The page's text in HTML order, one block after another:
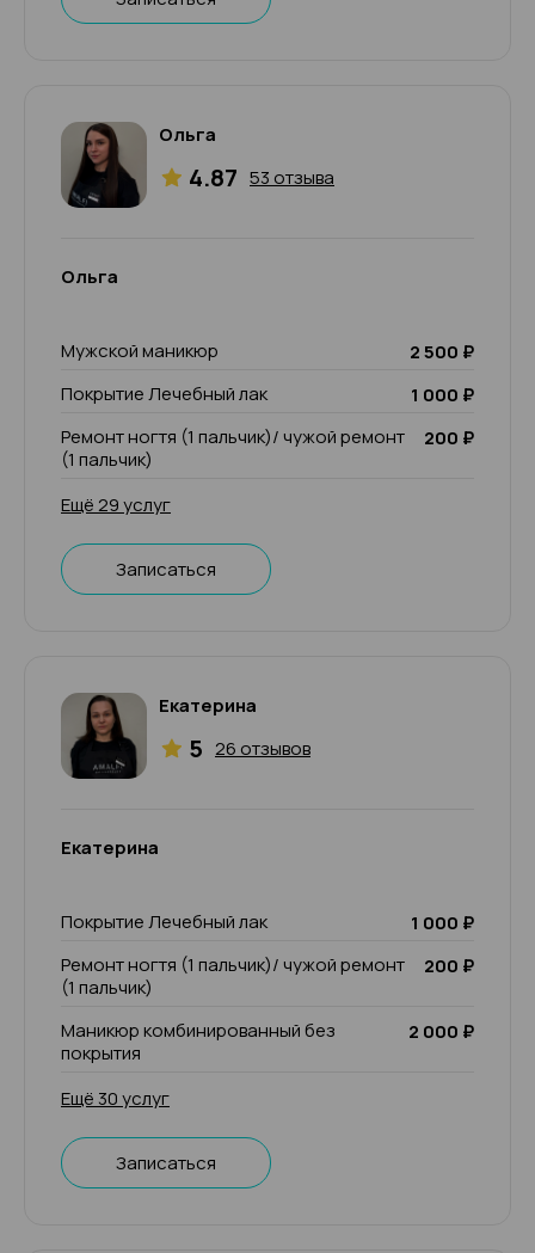
Ольга
4.87 53 отзыва
Ольга
Мужской маникюр
2 500 ₽
Покрытие Лечебный лак
1 000 ₽
Ремонт ногтя (1 пальчик)/ чужой ремонт
(1 пальчик)
200 ₽
Ещё 29 услуг
Записаться
Екатерина
5 26 отзывов
Екатерина
Покрытие Лечебный лак
1 000 ₽
Ремонт ногтя (1 пальчик)/ чужой ремонт
(1 пальчик)
200 ₽
Маникюр комбинированный без
покрытия
2 000 ₽
Ещё 30 услуг
Записаться